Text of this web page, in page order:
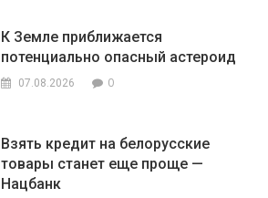
К Земле приближается
потенциально опасный астероид
07.08.2026 0
Взять кредит на белорусские
товары станет еще проще —
Нацбанк